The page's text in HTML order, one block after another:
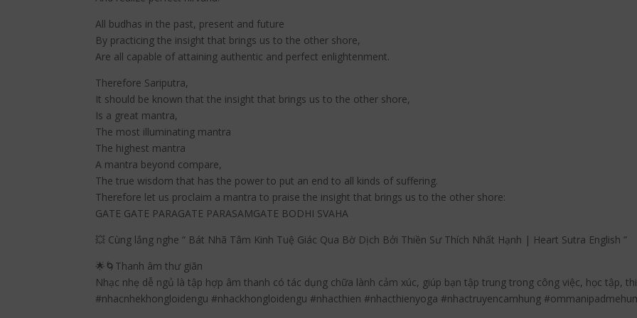
All budhas in the past, present and future
By practicing the insight that brings us to the other shore,
Are all capable of attaining authentic and perfect enlightenment.
Therefore Sariputra,
It should be known that the insight that brings us to the other shore,
Is a great mantra,
The most illuminating mantra
The highest mantra
A mantra beyond compare,
The true wisdom that has the power to put an end to all kinds of suffering.
Therefore let us proclaim a mantra to praise the insight that brings us to the other shore:
GATE GATE PARAGATE PARASAMGATE BODHI SVAHA
💥 Cùng lắng nghe “ Bát Nhã Tâm Kinh Tuệ Giác Qua Bờ Dịch Bởi Thiền Sư Thích Nhất Hạnh | Heart Sutra English ”
🌟🌀Thanh âm thư giãn
Nhạc nhẹ dễ ngủ là tập hợp âm thanh có tác dụng chữa lành cảm xúc, giúp bạn tập trung trong công việc, học tập,
#nhacnhekhongloidengu #nhackhongloidengu #nhacthien #nhacthienyoga #nhactruyencamhung